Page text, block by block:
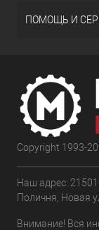
ПОМОЩЬ И
Copyright 1993-
Наш адрес:
Поличня, Новая
Внимание! Вся